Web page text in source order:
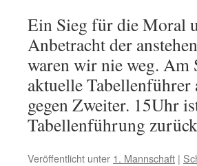
Ein Sieg für die Moral
Anbetracht der
waren wir nie weg. Am
aktuelle
gegen Zweiter. 15Uhr
Tabellenführung
Veröffentlicht unter 1. Mannschaft |